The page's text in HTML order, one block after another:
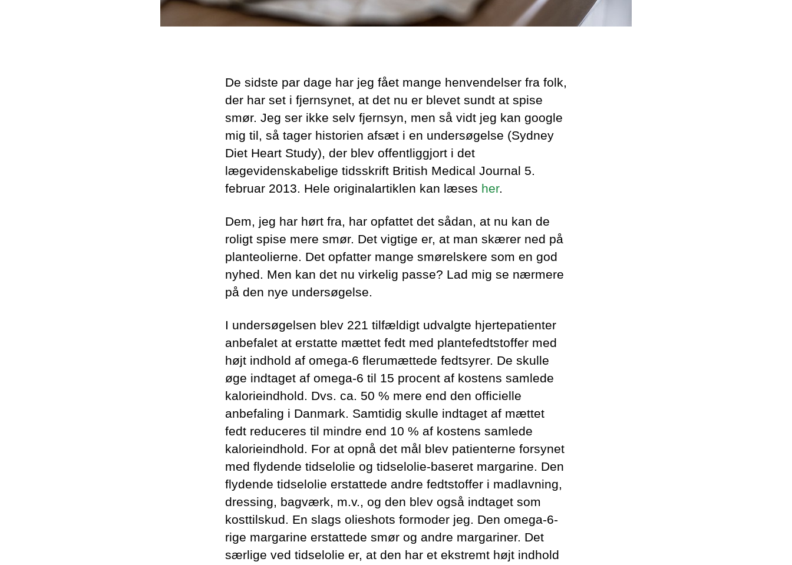
De sidste par dage har jeg fået mange henvendelser fra folk,
der har set i fjernsynet, at det nu er blevet sundt at spise
smør. Jeg ser ikke selv fjernsyn, men så vidt jeg kan google
mig til, så tager historien afsæt i en undersøgelse (Sydney
Diet Heart Study), der blev offentliggjort i det
lægevidenskabelige tidsskrift British Medical Journal 5.
februar 2013. Hele originalartiklen kan læses her.
Dem, jeg har hørt fra, har opfattet det sådan, at nu kan de
roligt spise mere smør. Det vigtige er, at man skærer ned på
planteolierne. Det opfatter mange smørelskere som en god
nyhed. Men kan det nu virkelig passe? Lad mig se nærmere
på den nye undersøgelse.
I undersøgelsen blev 221 tilfældigt udvalgte hjertepatienter
anbefalet at erstatte mættet fedt med plantefedtstoffer med
højt indhold af omega-6 flerumættede fedtsyrer. De skulle
øge indtaget af omega-6 til 15 procent af kostens samlede
kalorieindhold. Dvs. ca. 50 % mere end den officielle
anbefaling i Danmark. Samtidig skulle indtaget af mættet
fedt reduceres til mindre end 10 % af kostens samlede
kalorieindhold. For at opnå det mål blev patienterne forsynet
med flydende tidselolie og tidselolie-baseret margarine. Den
flydende tidselolie erstattede andre fedtstoffer i madlavning,
dressing, bagværk, m.v., og den blev også indtaget som
kosttilskud. En slags olieshots formoder jeg. Den omega-6-
rige margarine erstattede smør og andre margariner. Det
særlige ved tidselolie er, at den har et ekstremt højt indhold